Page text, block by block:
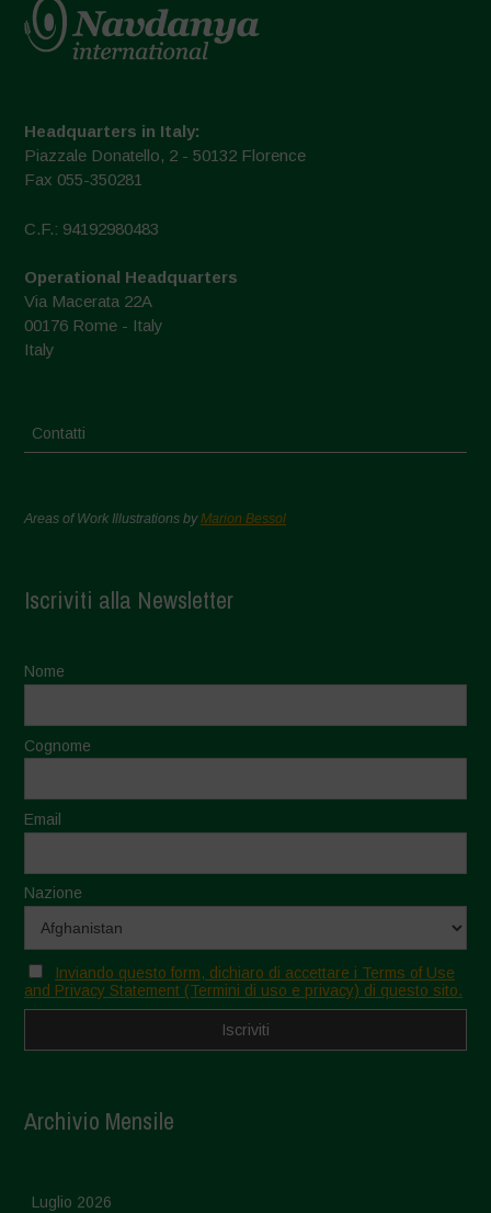
Headquarters in Italy:
Piazzale Donatello, 2 - 50132 Florence
Fax 055-350281
C.F.: 94192980483
Operational Headquarters
Via Macerata 22A
00176 Rome - Italy
Italy
Contatti
Areas of Work Illustrations byMarion Bessol
Iscriviti alla Newsletter
Nome
Cognome
Email
Nazione
Inviando questo form, dichiaro di accettare i Terms of Use
and Privacy Statement (Termini di uso e privacy) di questo sito.
Archivio Mensile
Luglio 2026